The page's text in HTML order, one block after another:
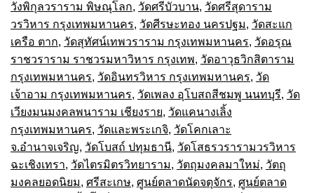
วังพิกุลวราราม พิษณุโลก, วัดศรีบัวบาน, วัดศรีสุดาราม
วรวิหาร กรุงเทพมหานคร, วัดศีรษะทอง นครปฐม, วัดสะแก
เครือ ตาก, วัดสุทัศน์เทพวราราม กรุงเทพมหานคร, วัดอรุณ
ราชวราราม ราชวรมหาวิหาร กรุงเทพ, วัดอาวุธวิกสิตาราม
กรุงเทพมหานคร, วัดอินทรวิหาร กรุงเทพมหานคร, วัด
เจ้าอาม กรุงเทพมหานคร, วัดเพลง อุโบสถสีชมพู นนทบุรี, วัด
เวียงมนมงคลพนาราม เชียงราย, วัดแคนางเลิ้ง
กรุงเทพมหานคร, วัดและพระเกจิ, วัดโคกเลาะ
จ.อำนาจเจริญ, วัดโบสถ์ ปทุมธานี, วัดโสธรวรารามวรวิหาร
ฉะเชิงเทรา, วัดไตรมิตรวิทยาราม, วัตถุมงคลมาใหม่, วัตถุ
มงคลยอดนิยม, ศรีสะเกษ, ศูนย์ตลาดนัดจตุจักร, ศูนย์ตลาด